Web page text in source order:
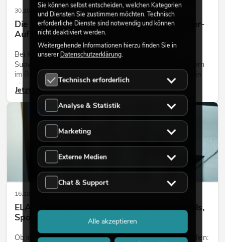
30.10.2025
Die Technik macht’s: Verschiedene Subwoofer-
Aufstellungen für Konzerte und Festivals
Bei Konzerten und im Club sind sie unverzichtbar:
Subwoofer, Bass-Lautsprecher also, die für das Wummern
im Bauch zuständig sind und das Klangbild nach unten hin
abrunden.
Jetzt lesen
16.10.2025
ELA-Technik: Beschallungslösungen für Hotels,
Sporthallen, Schulen etc.
Ob in Hotels, Kaufhäusern, Bürogebäuden oder Lagerhallen:
AUDIO
Sie können selbst entscheiden, welchen Kategorien
und Diensten Sie zustimmen möchten. Technisch
erforderliche Dienste sind notwendig und können
nicht deaktiviert werden.
Weitergehende Informationen hierzu finden Sie in
unsererDatenschutzerklärung.
Technisch erforderlich
Analyse & Statistik
Marketing
Externe Medien
Chat & Support
Alle akzeptieren